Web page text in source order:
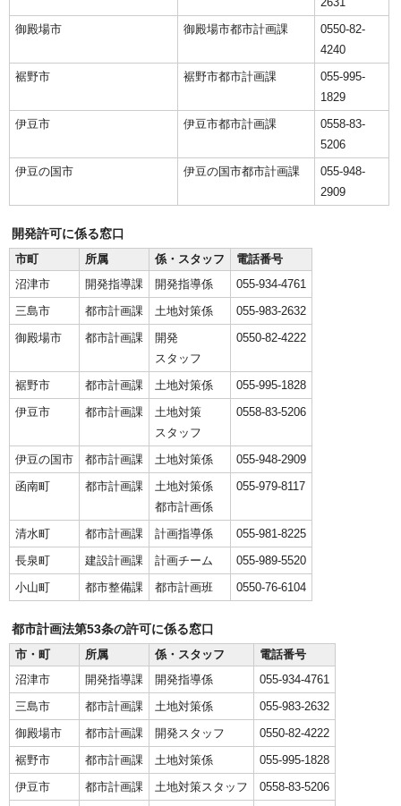
御殿場市
御殿場市都市計画課
0550-82-
4240
裾野市
裾野市都市計画課
055-995-
1829
伊豆市
伊豆市都市計画課
0558-83-
5206
伊豆の国市
伊豆の国市都市計画課
055-948-
2909
開発許可に係る窓口
市町
所属 係・スタッフ
電話番号
沼津市
開発指導課 開発指導係
055-934-4761
三島市
都市計画課 土地対策係
055-983-2632
御殿場市
都市計画課
開発
スタッフ
0550-82-4222
裾野市 都市計画課 土地対策係
055-995-1828
伊豆市
都市計画課
土地対策
スタッフ
0558-83-5206
伊豆の国市 都市計画課 土地対策係
055-948-2909
函南町
都市計画課
土地対策係
都市計画係
055-979-8117
清水町 都市計画課 計画指導係
055-981-8225
長泉町
建設計画課 計画チーム
055-989-5520
小山町
都市整備課 都市計画班 0550-76-6104
都市計画法第53条の許可に係る窓口
市・町
所属 係・スタッフ
電話番号
沼津市
開発指導課 開発指導係
055-934-4761
三島市
都市計画課 土地対策係
055-983-2632
御殿場市
都市計画課 開発スタッフ
0550-82-4222
裾野市
都市計画課 土地対策係
055-995-1828
伊豆市
都市計画課 土地対策スタッフ
0558-83-5206